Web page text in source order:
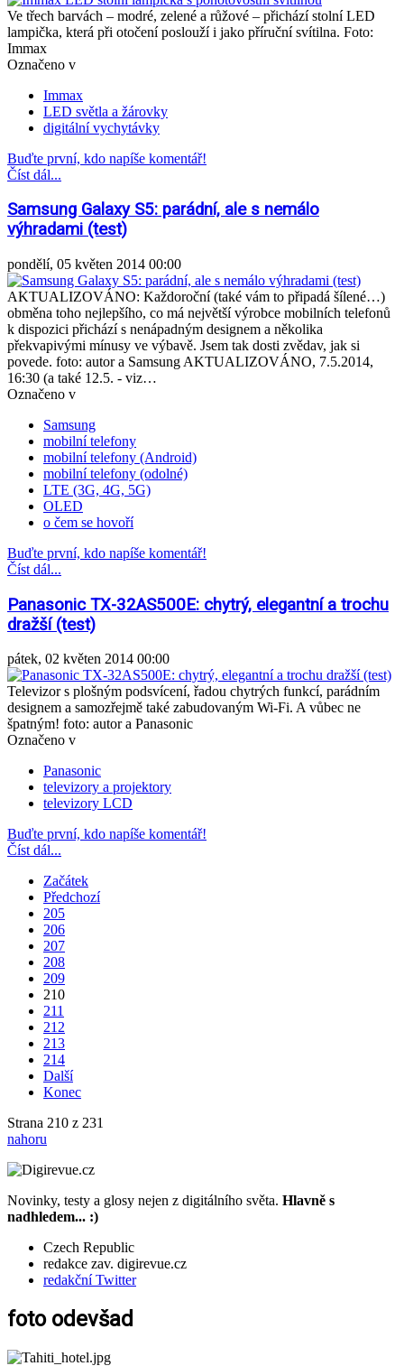
Ve třech barvách – modré, zelené a růžové – přichází stolní LED
lampička, která při otočení poslouží i jako příruční svítilna. Foto:
Immax
Označeno v
Immax
LED světla a žárovky
digitální vychytávky
Buďte první, kdo napíše komentář!
Číst dál...
Samsung Galaxy S5: parádní, ale s nemálo
výhradami (test)
pondělí, 05 květen 2014 00:00
AKTUALIZOVÁNO: Každoroční (také vám to připadá šílené…)
obměna toho nejlepšího, co má největší výrobce mobilních telefonů
k dispozici přichází s nenápadným designem a několika
překvapivými mínusy ve výbavě. Jsem tak dosti zvědav, jak si
povede. foto: autor a Samsung AKTUALIZOVÁNO, 7.5.2014,
16:30 (a také 12.5. - viz…
Označeno v
Samsung
mobilní telefony
mobilní telefony (Android)
mobilní telefony (odolné)
LTE (3G, 4G, 5G)
OLED
o čem se hovoří
Buďte první, kdo napíše komentář!
Číst dál...
Panasonic TX-32AS500E: chytrý, elegantní a trochu
dražší (test)
pátek, 02 květen 2014 00:00
Televizor s plošným podsvícení, řadou chytrých funkcí, parádním
designem a samozřejmě také zabudovaným Wi-Fi. A vůbec ne
špatným! foto: autor a Panasonic
Označeno v
Panasonic
televizory a projektory
televizory LCD
Buďte první, kdo napíše komentář!
Číst dál...
Začátek
Předchozí
205
206
207
208
209
210
211
212
213
214
Další
Konec
Strana 210 z 231
nahoru
Novinky, testy a glosy nejen z digitálního světa. Hlavně s
nadhledem... :)
Czech Republic
redakce zav. digirevue.cz
redakční Twitter
foto odevšad